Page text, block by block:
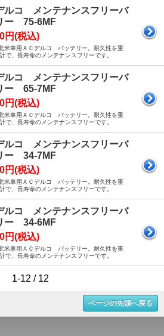
ルコ メンテナンスフリーバ
ー 75-6MF
円(税込)
米車用ＡＣデルコ バッテリー。耐久性を重
で、長寿命のメンテナンスフリーです。
ルコ メンテナンスフリーバ
ー 65-7MF
円(税込)
米車用ＡＣデルコ バッテリー。耐久性を重
で、長寿命のメンテナンスフリーです。
ルコ メンテナンスフリーバ
ー 34-7MF
円(税込)
米車用ＡＣデルコ バッテリー。耐久性を重
で、長寿命のメンテナンスフリーです。
ルコ メンテナンスフリーバ
ー 34-6MF
円(税込)
米車用ＡＣデルコ バッテリー。耐久性を重
で、長寿命のメンテナンスフリーです。
1-12 / 12
ページの先頭へ戻る